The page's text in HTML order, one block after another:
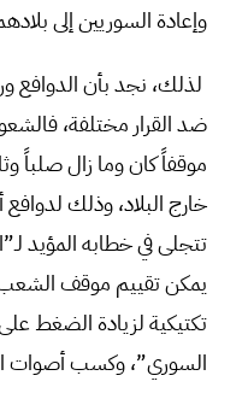
وإعادة السوريين إلى
لذلك، نجد بأن الدوافع
موقفاً كان وما زال صلباً
خارج البلاد، وذلك
تتجلى في خطابه المؤيد
تكتيكية لزيادة الضغط